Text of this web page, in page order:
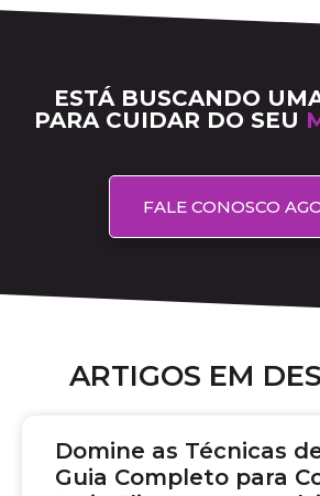
ESTÁ BUSCANDO
PARA CUIDAR DO SEU
FALE CONOSCO
ARTIGOS EM
Domine as Técnicas
Guia Completo para